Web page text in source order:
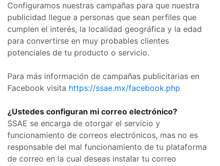
Configuramos nuestras campañas para que nuestra
publicidad llegue a personas que sean perfiles que
cumplen el interés, la localidad geográfica y la edad
para convertirse en muy probables clientes
potenciales de tu producto o servicio.
Para más información de campañas publicitarias en
Facebook visita https://ssae.mx/facebook.php
¿Ustedes configuran mi correo electrónico?
SSAE se encarga de otorgar el servicio y
funcionamiento de correos electrónicos, mas no es
responsable del mal funcionamiento de tu plataforma
de correo en la cual deseas instalar tu correo